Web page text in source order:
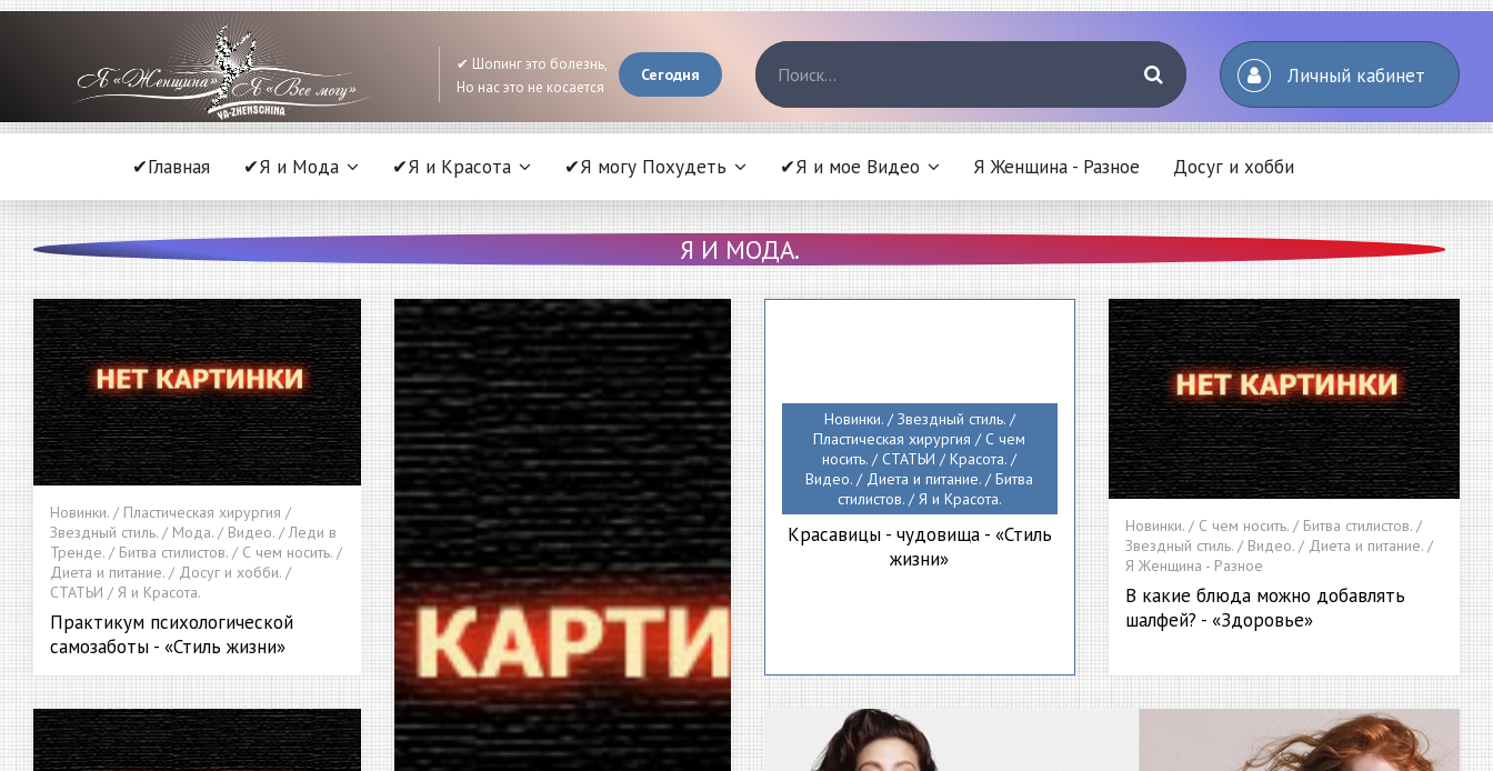
✔ Шопинг это болезнь,
Но нас это не косается
Сегодня Личный кабинет
✔Главная ✔Я и Мода ✔Я и Красота ✔Я могу Похудеть ✔Я и мое Видео Я Женщина - Разное Досуг и хобби
Я И МОДА.
Новинки. / Пластическая хирургия /
Звездный стиль. / Мода. / Видео. / Леди в
Тренде. / Битва стилистов. / С чем носить. /
Диета и питание. / Досуг и хобби. /
СТАТЬИ / Я и Красота.
Практикум психологической
самозаботы - «Стиль жизни»
Новинки. / Звездный стиль. /
Пластическая хирургия / С чем
носить. / СТАТЬИ / Красота. /
Видео. / Диета и питание. / Битва
стилистов. / Я и Красота.
Красавицы - чудовища - «Стиль
жизни»
Новинки. / С чем носить. / Битва стилистов. /
Звездный стиль. / Видео. / Диета и питание. /
Я Женщина - Разное
В какие блюда можно добавлять
шалфей? - «Здоровье»